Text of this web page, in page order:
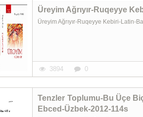
Üreyim Ağrıyır-Ruqeyye Kebiri-Latin-
3894 0
Tenzler Toplumu-Bu Üçe
Ebced-Üzbek-2012-114s